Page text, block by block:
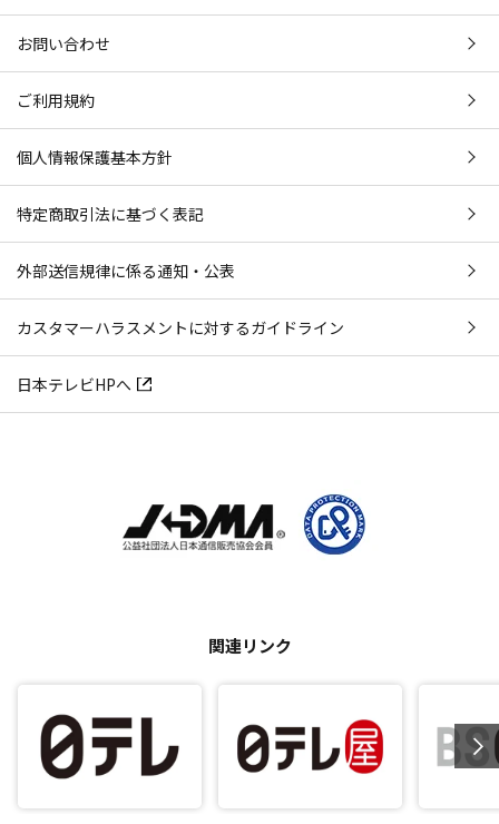
お問い合わせ
ご利用規約
個人情報保護基本方針
特定商取引法に基づく表記
外部送信規律に係る通知・公表
カスタマーハラスメントに対するガイドライン
日本テレビHPへ
関連リンク